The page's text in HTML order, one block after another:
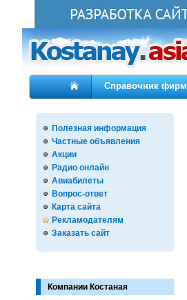
Справочник фирм
Полезная информация
Частные объявления
Акции
Радио онлайн
Авиабилеты
Вопрос-ответ
Карта сайта
Рекламодателям
Заказать сайт
Компании Костаная